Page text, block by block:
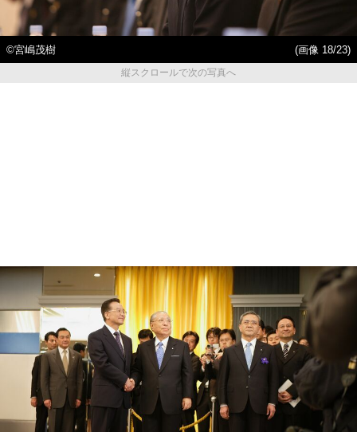
©宮嶋茂樹
(画像 18/23)
縦スクロールで次の写真へ